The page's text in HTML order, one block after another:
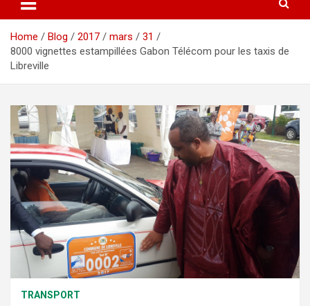
Home Blog 2017 mars
31
8000 vignettes estampillées Gabon Télécom pour les taxis de
Libreville
TRANSPORT